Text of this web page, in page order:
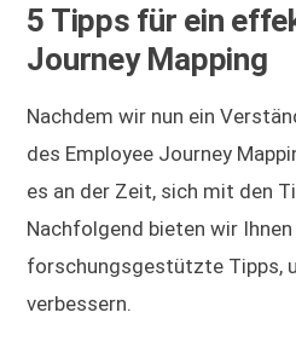
5 Tipps für ein
Journey Mapping
Nachdem wir nun ein
des Employee Journey
es an der Zeit, sich mit den
Nachfolgend bieten wir
forschungsgestützte Tipps,
verbessern.